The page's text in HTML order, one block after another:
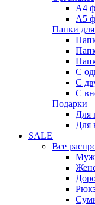
А4
А5
Папки
С
С
С
Подарки
Для
Для
SALE
Все